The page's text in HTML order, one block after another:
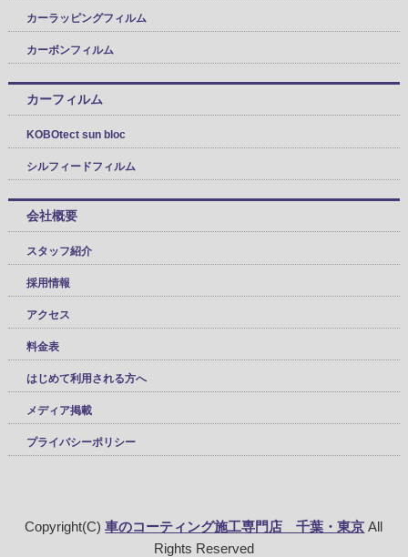
カーラッピングフィルム
カーボンフィルム
カーフィルム
KOBOtect sun bloc
シルフィードフィルム
会社概要
スタッフ紹介
採用情報
アクセス
料金表
はじめて利用される方へ
メディア掲載
プライバシーポリシー
Copyright(C)車のコーティング施工専門店 千葉・東京 All
Rights Reserved